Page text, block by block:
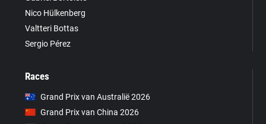
Nico Hülkenberg
Valtteri Bottas
Sergio Pérez
Races
Grand Prix van Australië 2026
Grand Prix van China 2026